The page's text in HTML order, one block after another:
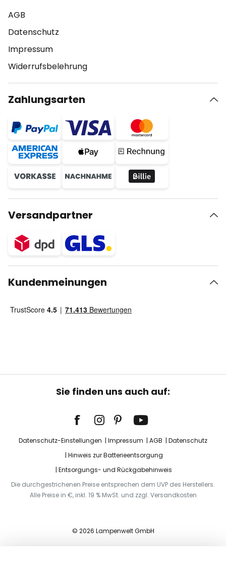
AGB
Datenschutz
Impressum
Widerrufsbelehrung
Zahlungsarten
Versandpartner
Kundenmeinungen
Sie finden uns auch auf:
Datenschutz-Einstellungen Impressum AGB
Datenschutz
Hinweis zur Batterieentsorgung
Entsorgungs- und Rückgabehinweis
Die durchgestrichenen Preise entsprechen dem UVP des Herstellers.
Alle Preise in €, inkl. 19 % MwSt. und zzgl. Versandkosten
© 2026 Lampenwelt GmbH